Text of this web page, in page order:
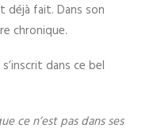
déjà fait. Dans son
chronique.
dans ce bel
ce n’est pas dans ses